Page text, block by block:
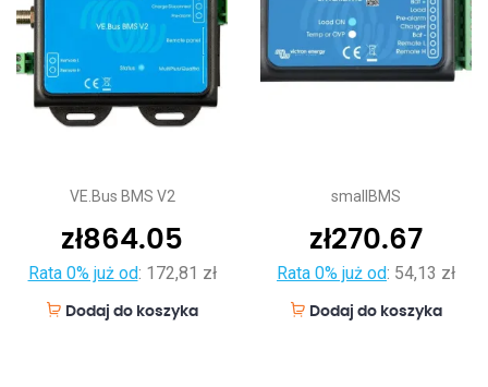
VE.Bus BMS V2
zł864.05
Rata 0% już od: 172,81 zł
Dodaj do koszyka
smallBMS
zł270.67
Rata 0% już od: 54,13 zł
Dodaj do koszyka